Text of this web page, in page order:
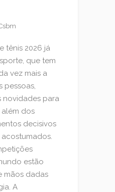
tênis 2026 já
que tem
vez mais a
pessoas,
novidades para
além dos
decisivos
estão
mãos dadas
A